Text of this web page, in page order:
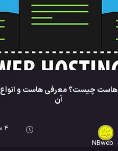
هاست چیست؟ معرفی هاست و انواع
آن
NBweb
4 سال قبل